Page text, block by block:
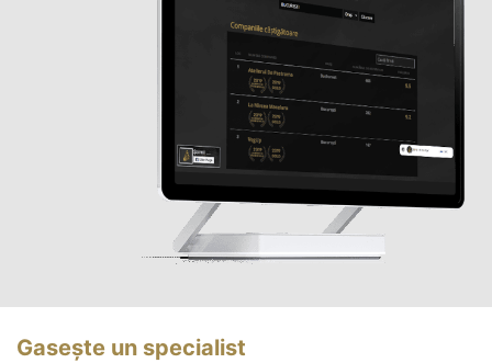
Gasește un specialist